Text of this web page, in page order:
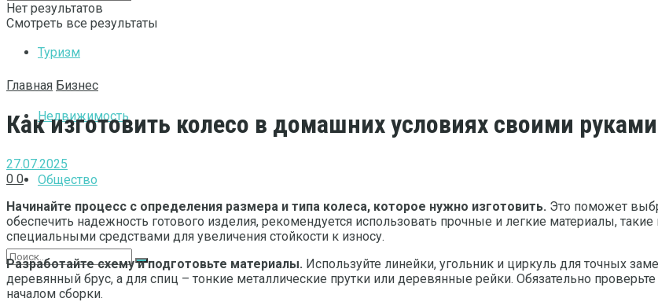
Туризм
Недвижимость
Общество
Нет результатов
Смотреть все результаты
Главная Бизнес
Как изготовить колесо в домашних условиях своими руками
27.07.2025
0 0
Начинайте процесс с определения размера и типа колеса, которое нужно изготовить. Это поможет
обеспечить надежность готового изделия, рекомендуется использовать прочные и легкие материалы,
специальными средствами для увеличения стойкости к износу.
Разработайте схему и подготовьте материалы. Используйте линейки, угольник и циркуль для точных
деревянный брус, а для спиц – тонкие металлические прутки или деревянные рейки. Обязательно
началом сборки.